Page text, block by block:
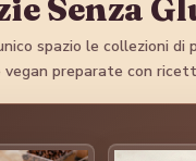
Senza
spazio le collezioni di
preparate con